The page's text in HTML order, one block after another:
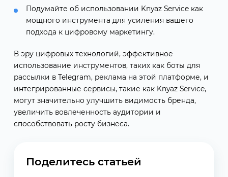
Подумайте об использовании Knyaz Service как
мощного инструмента для усиления вашего
подхода к цифровому маркетингу.
В эру цифровых технологий, эффективное
использование инструментов, таких как боты для
рассылки в Telegram, реклама на этой платформе, и
интегрированные сервисы, такие как Knyaz Service,
могут значительно улучшить видимость бренда,
увеличить вовлеченность аудитории и
способствовать росту бизнеса.
Поделитесь статьей